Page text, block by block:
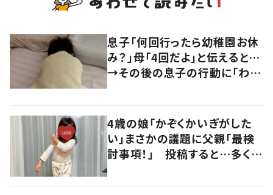
息子「何回行ったら幼稚園お休
み？」母「4回だよ」と伝えると…
→その後の息子の行動に「わか
4歳の娘「かぞくかいぎがした
い」まさかの議題に父親「最検
討事項！」 投稿すると…多くの